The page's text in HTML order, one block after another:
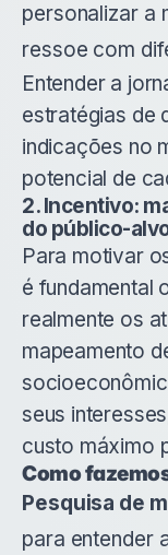
personalizar a
ressoe com
Entender a
estratégias de
indicações no
potencial de
2. Incentivo:
do público-
Para motivar
é fundamental
realmente os
mapeamento
seus
custo máximo
Como
Pesquisa de
para entender